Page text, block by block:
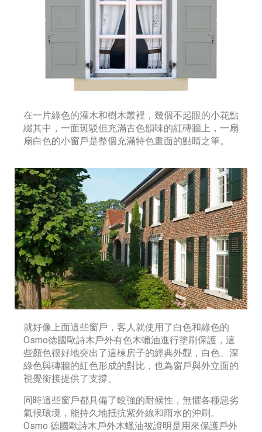
在一片綠色的灌木和樹木叢裡，幾個不起眼的小花點
綴其中，一面斑駁但充滿古色韻味的紅磚牆上，一扇
扇白色的小窗戶是整個充滿特色畫面的點睛之筆。
就好像上面這些窗戶，客人就使用了白色和綠色的
Osmo德國歐詩木戶外有色木蠟油進行塗刷保護，這
些顏色很好地突出了這棟房子的經典外觀，白色、深
綠色與磚牆的紅色形成的對比，也為窗戶與外立面的
視覺銜接提供了支撐。
同時這些窗戶都具備了較強的耐候性，無懼各種惡劣
氣候環境，能持久地抵抗紫外線和雨水的沖刷。
Osmo 德國歐詩木戶外木蠟油被證明是用來保護戶外